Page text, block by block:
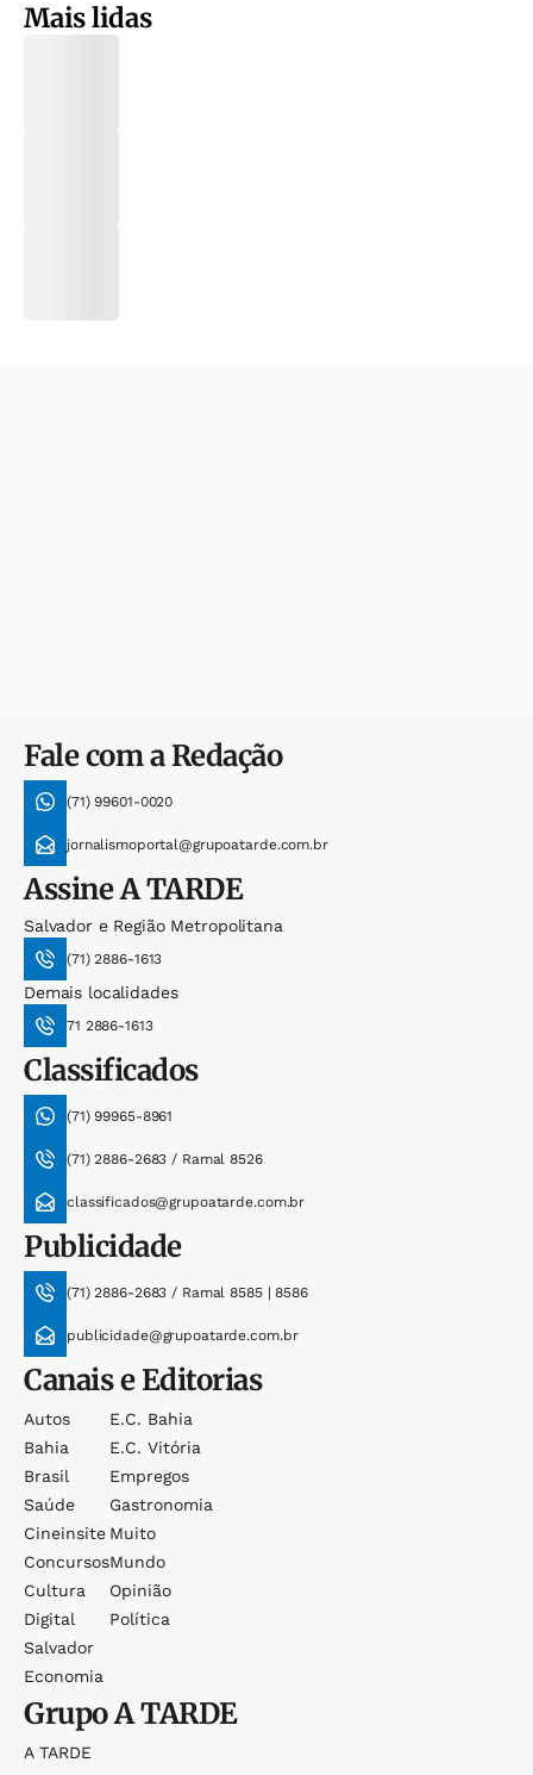
Mais lidas
Fale com a Redação
(71) 99601-0020
jornalismoportal@grupoatarde.com.br
AssineA TARDE
Salvador e Região Metropolitana
(71) 2886-1613
Demais localidades
71 2886-1613
Classificados
(71) 99965-8961
(71) 2886-2683 / Ramal 8526
classificados@grupoatarde.com.br
Publicidade
(71) 2886-2683 / Ramal 8585 | 8586
publicidade@grupoatarde.com.br
Canais e Editorias
Autos
Bahia
Brasil
Saúde
Cineinsite
Concursos
Cultura
Digital
Salvador
Economia
E.c. Bahia
E.c. Vitória
Empregos
Gastronomia
Muito
Mundo
Opinião
Política
GrupoA TARDE
A TARDE